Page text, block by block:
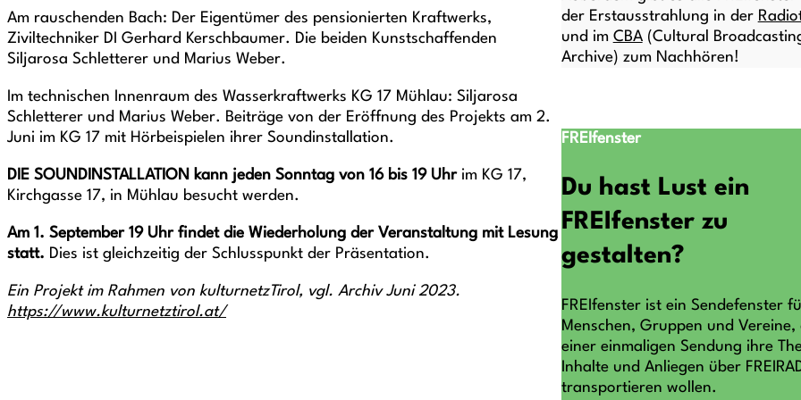
Am rauschenden Bach: Der Eigentümer des pensionierten Kraftwerks,
Ziviltechniker DI Gerhard Kerschbaumer. Die beiden Kunstschaffenden
Siljarosa Schletterer und Marius Weber.
Im technischen Innenraum des Wasserkraftwerks KG 17 Mühlau: Siljarosa
Schletterer und Marius Weber. Beiträge von der Eröffnung des Projekts am 2.
Juni im KG 17 mit Hörbeispielen ihrer Soundinstallation.
DIE SOUNDINSTALLATION kann jeden Sonntag von 16 bis 19 Uhr im KG 17,
Kirchgasse 17, in Mühlau besucht werden.
Am 1. September 19 Uhr findet die Wiederholung der Veranstaltung mit Lesung
statt. Dies ist gleichzeitig der Schlusspunkt der Präsentation.
Ein Projekt im Rahmen von kulturnetzTirol, vgl. Archiv Juni 2023.
https://www.kulturnetztirol.at/
der Erstausstrahlung in der
und im CBA(Cultural
Archive) zum Nachhören!
FREIfenster
Du hast Lust ein
FREIfenster zu
gestalten?
FREIfenster ist ein Sendefenster
Menschen, Gruppen und Vereine,
einer einmaligen Sendung ihre
Inhalte und Anliegen über
transportieren wollen.